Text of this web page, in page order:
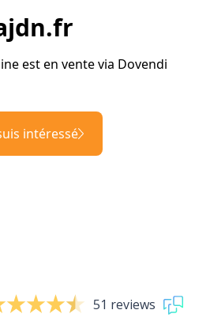
est en vente via Dovendi
intéressé
51 reviews